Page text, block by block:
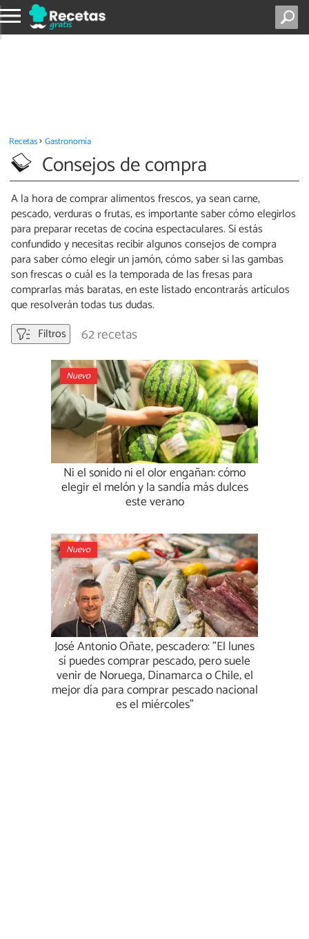
Recetas Gastronomía
Consejos de compra
A la hora de comprar alimentos frescos, ya sean carne,
pescado, verduras o frutas, es importante saber cómo elegirlos
para preparar recetas de cocina espectaculares. Si estás
confundido y necesitas recibir algunos consejos de compra
para saber cómo elegir un jamón, cómo saber si las gambas
son frescas o cuál es la temporada de las fresas para
comprarlas más baratas, en este listado encontrarás artículos
que resolverán todas tus dudas.
Filtros
62 recetas
Nuevo
Ni el sonido ni el olor engañan: cómo
elegir el melón y la sandía más dulces
este verano
Nuevo
José Antonio Oñate, pescadero: "El lunes
sí puedes comprar pescado, pero suele
venir de Noruega, Dinamarca o Chile; el
mejor día para comprar pescado nacional
es el miércoles"